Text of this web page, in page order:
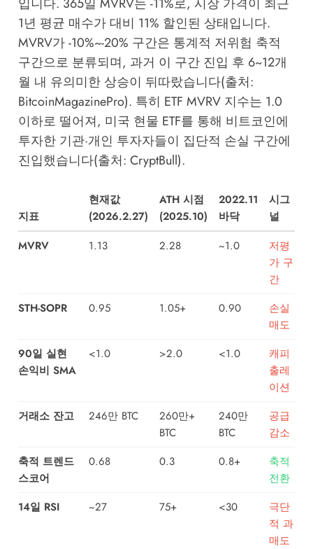
1년 평균 매수가 대비 11% 할인된 상태입니다.
MVRV가 -10%~-20% 구간은 통계적 저위험 축적
구간으로 분류되며, 과거 이 구간 진입 후 6~12개
월 내 유의미한 상승이 뒤따랐습니다(출처:
BitcoinMagazinePro). 특히 ETF MVRV 지수는 1.0
이하로 떨어져, 미국 현물 ETF를 통해 비트코인에
투자한 기관·개인 투자자들이 집단적 손실 구간에
진입했습니다(출처: CryptBull).
지표
현재값
(2026.2.27)
ATH 시점
(2025.10)
2022.11
바닥
시그
널
MVRV
1.13 2.28 ~1.0
저평
가 구
간
STH-SOPR
0.95 1.05+ 0.90
손실
매도
90일 실현
손익비 SMA
<1.0 >2.0 <1.0
캐피
출레
이션
거래소 잔고
246만 BTC
260만+
BTC
240만
BTC
공급
감소
축적 트렌드
스코어
0.68 0.3 0.8+
축적
전환
14일 RSI
~27 75+ <30
극단
적 과
매도